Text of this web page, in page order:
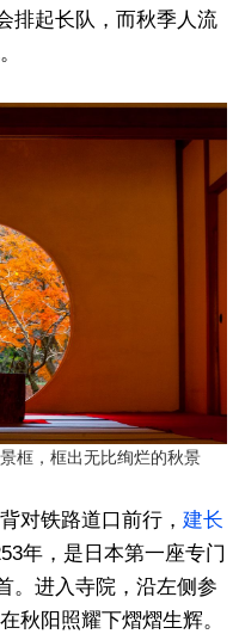
排起长队，而秋季人流
框，框出无比绚烂的秋景
对铁路道口前行， 建长
年，是日本第一座专门
。进入寺院，沿左侧参
秋阳照耀下熠熠生辉。